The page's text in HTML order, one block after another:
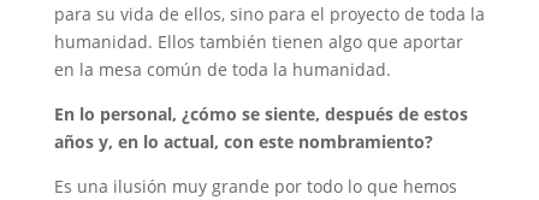
para su vida de ellos, sino para el proyecto de toda la
humanidad. Ellos también tienen algo que aportar
en la mesa común de toda la humanidad.
En lo personal, ¿cómo se siente, después de estos
años y, en lo actual, con este nombramiento?
Es una ilusión muy grande por todo lo que hemos